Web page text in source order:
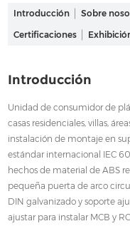
Introducción Sobre
Certificaciones
Introducción
Unidad de consumidor de
casas residenciales, villas,
instalación de montaje en
estándar internacional IEC
hechos de material de ABS
pequeña puerta de arco
DIN galvanizado y soporte
ajustar para instalar MCB y